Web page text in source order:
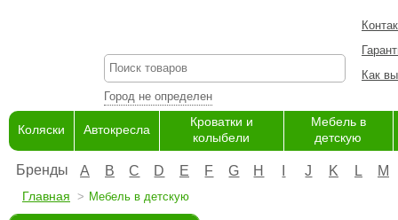
Город не определен
Как
Коляски Автокресла
Кроватки и
колыбели
Мебель в
детскую
Бренды A B C D E F G H J K L M
Главная Мебель в детскую